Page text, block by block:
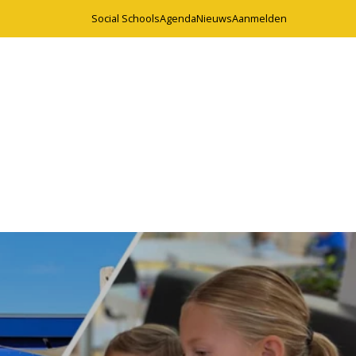
Social SchoolsAgendaNieuwsAanmelden